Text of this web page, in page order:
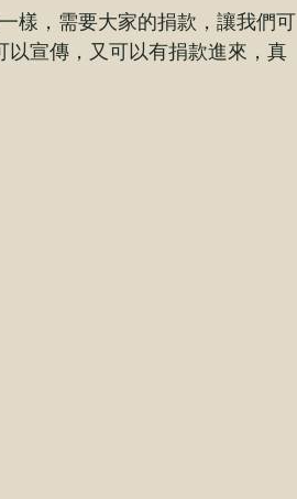
樣，需要大家的捐款，讓我們可
宣傳，又可以有捐款進來，真